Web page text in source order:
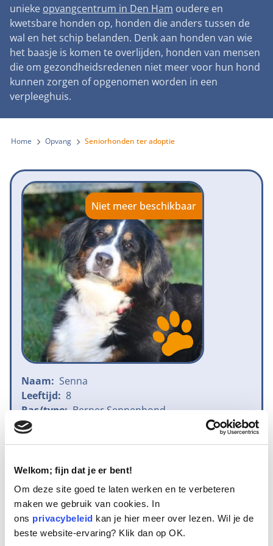
Welkom; fijn dat je er bent!
Om deze site goed te laten werken en te verbeteren
maken we gebruik van cookies. In
ons privacybeleid kan je hier meer over lezen. Wil je de
beste website-ervaring? Klik dan op OK.
Landelijke registratie bijtincidenten
Verantwoord fokbeleid
Landelijk vuurwerkverbod
Verplichte pre-aanschaf cursus
Gemeentelijk meldpunt bijtincidenten
Bescherming tegen grasaren
Lezingen
Symposium Gemeentelijk Dierenbeleid
Teken onze petitie
Steun als bedrijf
Adopteer een seniorhond
Sponsor een seniorhond
Steun als vrijwilliger
Honden voor Honden Loop
Vraag een donatiebox aan
Wat wij doen
Onze organisatie
Samenwerking
Jaarverslag
Vacatures
Donateursmagazine Hond
Onze successen voor honden
Contactgegevens
Pers
Nieuws
Nieuwsbrief
Incassodata
Zoeken
unieke opvangcentrum in Den Ham oudere en
kwetsbare honden op, honden die anders tussen de
wal en het schip belanden. Denk aan honden van wie
het baasje is komen te overlijden, honden van mensen
die om gezondheidsredenen niet meer voor hun hond
kunnen zorgen of opgenomen worden in een
verpleeghuis.
Home Opvang Seniorhonden ter adoptie
Niet meer beschikbaar
Naam: Senna
Leeftijd: 8
Ras/type: Berner Sennenhond
Geslacht:
Geplaatst.
Douska van ruim 10 jaar oud en haar dochter Senna van 8 jaar oud
zijn twee Berner Sennenhonden met stamboom. Hun eigenaresse is